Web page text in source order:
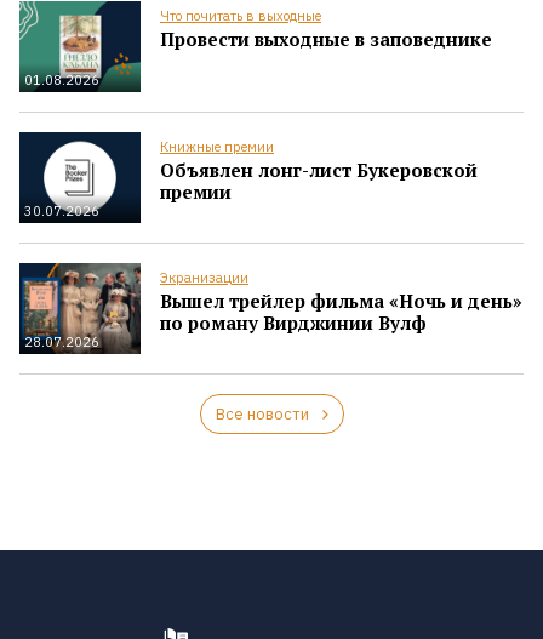
01.08.2026
Что почитать в выходные
Провести выходные в заповеднике
30.07.2026
Книжные премии
Объявлен лонг-лист Букеровской
премии
28.07.2026
Экранизации
Вышел трейлер фильма «Ночь и день»
по роману Вирджинии Вулф
Все новости